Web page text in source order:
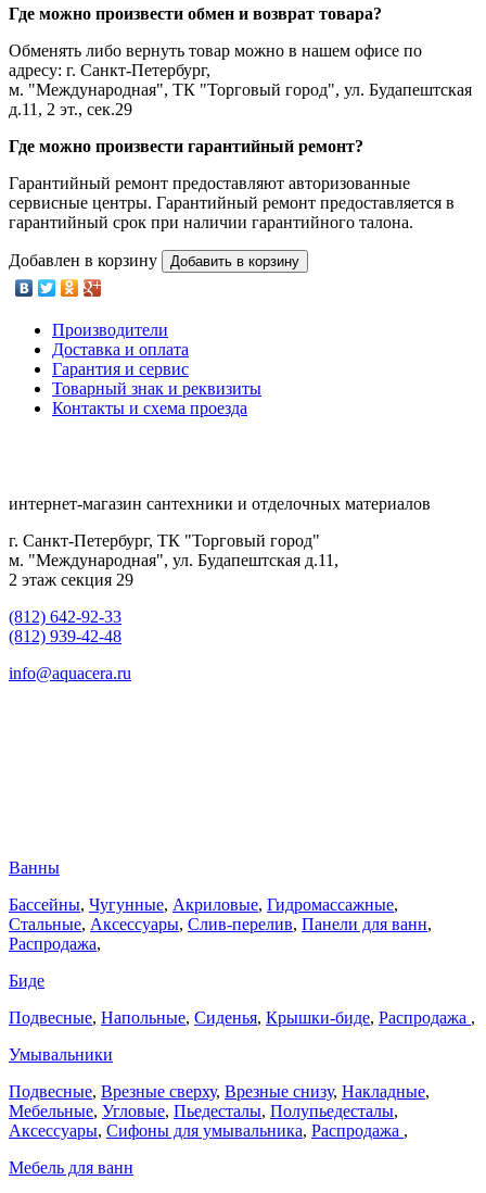
Где можно произвести обмен и возврат товара?
Обменять либо вернуть товар можно в нашем офисе по
адресу: г. Санкт-Петербург,
м. "Международная", ТК "Торговый город", ул. Будапештская
д.11, 2 эт., сек.29
Где можно произвести гарантийный ремонт?
Гарантийный ремонт предоставляют авторизованные
сервисные центры. Гарантийный ремонт предоставляется в
гарантийный срок при наличии гарантийного талона.
Добавлен в корзину Добавить в корзину
Производители
Доставка и оплата
Гарантия и сервис
Товарный знак и реквизиты
Контакты и схема проезда
интернет-магазин сантехники и отделочных материалов
г. Санкт-Петербург, ТК "Торговый город"
м. "Международная", ул. Будапештская д.11,
2 этаж секция 29
(812) 642-92-33
(812) 939-42-48
info@aquacera.ru
Ванны
Бассейны, Чугунные, Акриловые, Гидромассажные,
Стальные, Аксессуары, Слив-перелив, Панели для ванн,
Распродажа,
Биде
Подвесные, Напольные, Сиденья, Крышки-биде, Распродажа ,
Умывальники
Подвесные, Врезные сверху, Врезные снизу, Накладные,
Мебельные, Угловые, Пьедесталы, Полупьедесталы,
Аксессуары, Сифоны для умывальника, Распродажа ,
Мебель для ванн